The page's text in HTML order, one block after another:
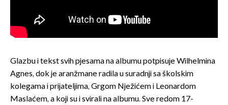
Glazbu i tekst svih pjesama na albumu potpisuje Wilhelmina
Agnes, dok je aranžmane radila u suradnji sa školskim
kolegama i prijateljima, Grgom Nježićem i Leonardom
Maslaćem, a koji su i svirali na albumu. Sve redom 17-